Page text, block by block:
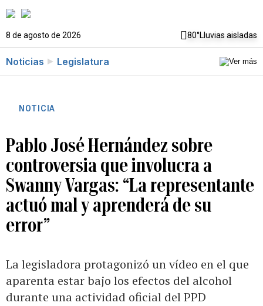
8 de agosto de 2026 80°Lluvias aisladas
Noticias Legislatura
NOTICIA
Pablo José Hernández sobre
controversia que involucra a
Swanny Vargas: “La representante
actuó mal y aprenderá de su
error”
La legisladora protagonizó un vídeo en el que
aparenta estar bajo los efectos del alcohol
durante una actividad oficial del PPD